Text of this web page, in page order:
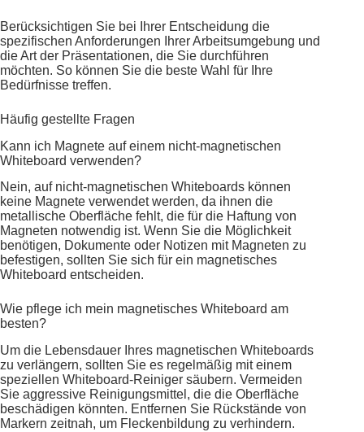
Berücksichtigen Sie bei Ihrer Entscheidung die
spezifischen Anforderungen Ihrer Arbeitsumgebung und
die Art der Präsentationen, die Sie durchführen
möchten. So können Sie die beste Wahl für Ihre
Bedürfnisse treffen.
Häufig gestellte Fragen
Kann ich Magnete auf einem nicht-magnetischen
Whiteboard verwenden?
Nein, auf nicht-magnetischen Whiteboards können
keine Magnete verwendet werden, da ihnen die
metallische Oberfläche fehlt, die für die Haftung von
Magneten notwendig ist. Wenn Sie die Möglichkeit
benötigen, Dokumente oder Notizen mit Magneten zu
befestigen, sollten Sie sich für ein magnetisches
Whiteboard entscheiden.
Wie pflege ich mein magnetisches Whiteboard am
besten?
Um die Lebensdauer Ihres magnetischen Whiteboards
zu verlängern, sollten Sie es regelmäßig mit einem
speziellen Whiteboard-Reiniger säubern. Vermeiden
Sie aggressive Reinigungsmittel, die die Oberfläche
beschädigen könnten. Entfernen Sie Rückstände von
Markern zeitnah, um Fleckenbildung zu verhindern.